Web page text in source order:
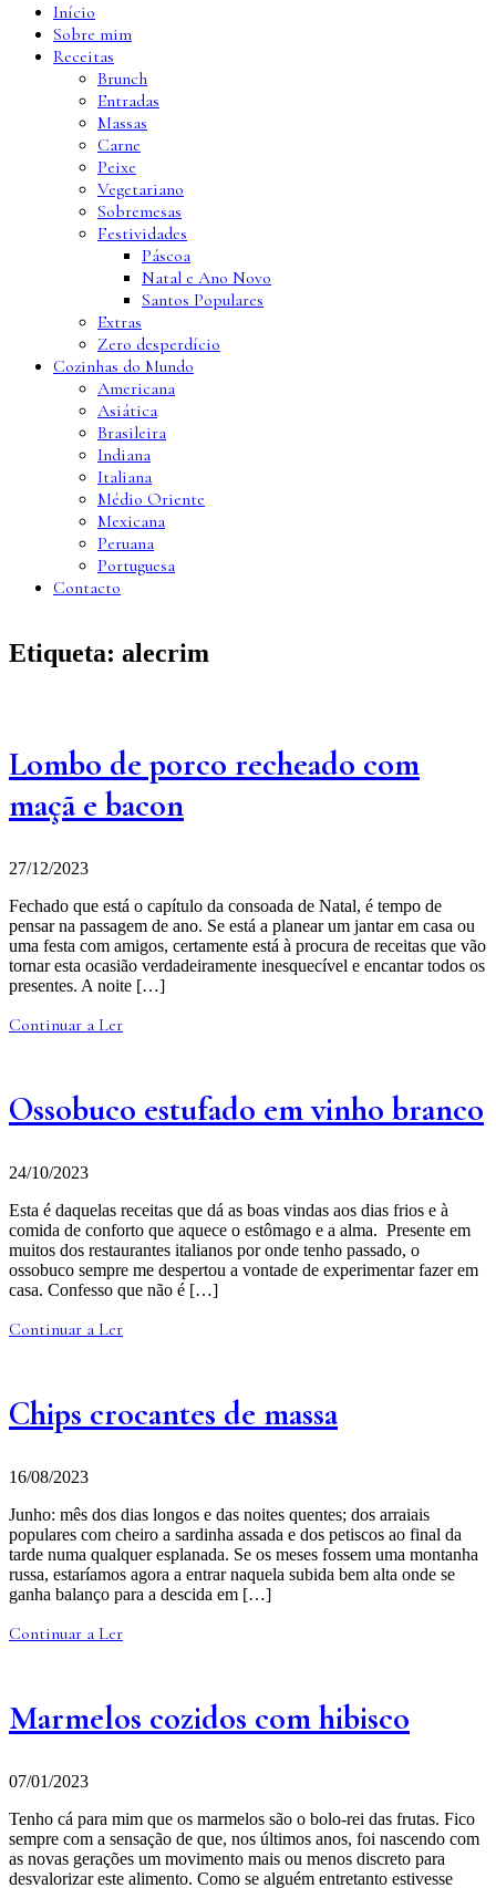
Início
Sobre mim
Receitas
Brunch
Entradas
Massas
Carne
Peixe
Vegetariano
Sobremesas
Festividades
Páscoa
Natal e Ano Novo
Santos Populares
Extras
Zero desperdício
Cozinhas do Mundo
Americana
Asiática
Brasileira
Indiana
Italiana
Médio Oriente
Mexicana
Peruana
Portuguesa
Contacto
Etiqueta: alecrim
Lombo de porco recheado com
maçã e bacon
27/12/2023
Fechado que está o capítulo da consoada de Natal, é tempo de
pensar na passagem de ano. Se está a planear um jantar em casa ou
uma festa com amigos, certamente está à procura de receitas que vão
tornar esta ocasião verdadeiramente inesquecível e encantar todos os
presentes. A noite […]
Continuar a Ler
Ossobuco estufado em vinho branco
24/10/2023
Esta é daquelas receitas que dá as boas vindas aos dias frios e à
comida de conforto que aquece o estômago e a alma. Presente em
muitos dos restaurantes italianos por onde tenho passado, o
ossobuco sempre me despertou a vontade de experimentar fazer em
casa. Confesso que não é […]
Continuar a Ler
Chips crocantes de massa
16/08/2023
Junho: mês dos dias longos e das noites quentes; dos arraiais
populares com cheiro a sardinha assada e dos petiscos ao final da
tarde numa qualquer esplanada. Se os meses fossem uma montanha
russa, estaríamos agora a entrar naquela subida bem alta onde se
ganha balanço para a descida em […]
Continuar a Ler
Marmelos cozidos com hibisco
07/01/2023
Tenho cá para mim que os marmelos são o bolo-rei das frutas. Fico
sempre com a sensação de que, nos últimos anos, foi nascendo com
as novas gerações um movimento mais ou menos discreto para
desvalorizar este alimento. Como se alguém entretanto estivesse